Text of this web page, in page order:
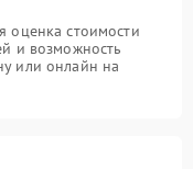
оценка стоимости
и возможность
или онлайн на